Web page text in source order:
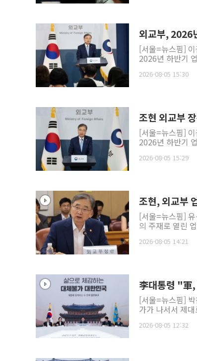
외교부, 2026
[서울=뉴스핌]
2026년 하반기
2026-08-05 15:30
조현 외교부
[서울=뉴스핌]
2026년 하반기
2026-08-05 15:29
조현, 외교부
[서울=뉴스핌]
의 주재로 열린
2026-08-05 14:21
李대통령 "軍,
[서울=뉴스핌]
가가 나서서 제
2026-08-05 12:32